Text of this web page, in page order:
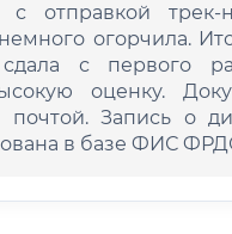
с отправкой трек-
огорчила.
с первого
оценку.
почтой. Запись о
в базе ФИС